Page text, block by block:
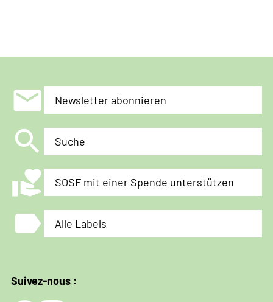
Doch
stattdessen
erleben
wir
Grenzen,
die
uns
klein
mail Newsletter abonnieren
search Suche
volunteer_activism SOSF mit einer Spende unterstützen
label Alle Labels
Suivez-nous :